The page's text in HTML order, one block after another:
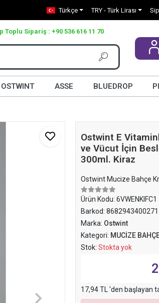
Türkçe TRY - Türk Lirası
Toplu Sipariş : +90 536 616 11 70
OSTWINT ASSE BLUEDROP
Ostwint E
ve Vücut İçin
300ml. Kiraz
Ostwint Mucize Bahçe
Ürün Kodu:6VWENKIFC1
Barkod:8682943400271
Marka: Ostwint
Kategori: MUCİZE
Stok:Stokta yok
17,94 TL 'den başlayan